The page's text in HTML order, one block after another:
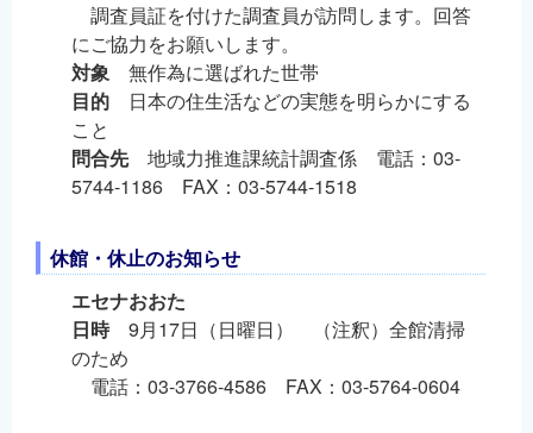
調査員証を付けた調査員が訪問します。回答
にご協力をお願いします。
対象 無作為に選ばれた世帯
目的 日本の住生活などの実態を明らかにする
こと
問合先地域力推進課統計調査係 電話：03-
5744-1186 FAX：03-5744-1518
休館・休止のお知らせ
エセナおおた
日時9月17日（日曜日） （注釈）全館清掃
のため
電話：03-3766-4586 FAX：03-5764-0604